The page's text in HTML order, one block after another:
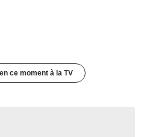
ce moment à la TV